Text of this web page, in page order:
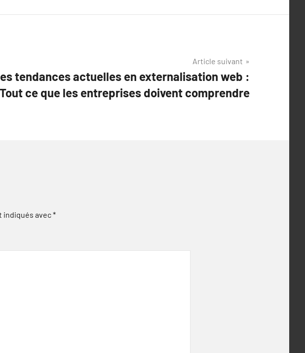
Article suivant
tendances actuelles en externalisation web :
Tout ce que les entreprises doivent comprendre
indiqués avec*